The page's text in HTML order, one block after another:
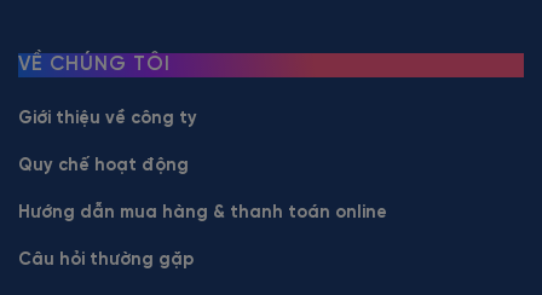
VỀ CHÚNG TÔI
Giới thiệu về công ty
Quy chế hoạt động
Hướng dẫn mua hàng & thanh toán online
Câu hỏi thường gặp